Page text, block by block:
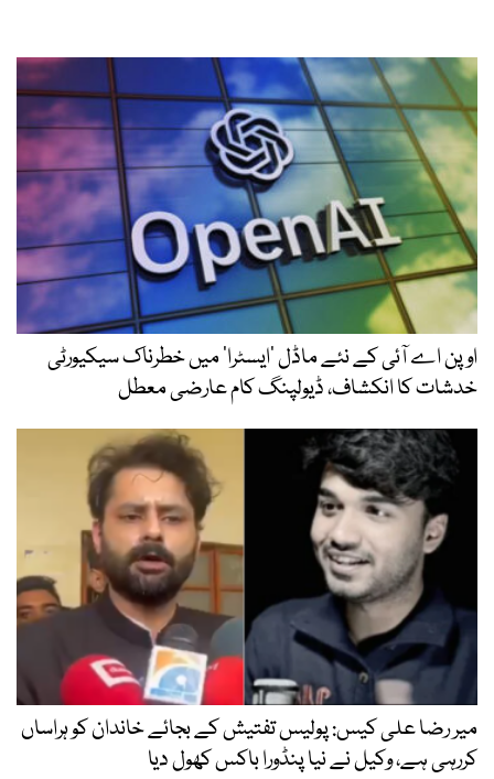
اوپن اے آئی کے نئے ماڈل ’ایسٹرا‘ میں خطرناک سیکیورٹی
خدشات کا انکشاف، ڈیولپنگ کام عارضی معطل
میر رضا علی کیس: پولیس تفتیش کے بجائے خاندان کو ہراساں
کررہی ہے، وکیل نے نیا پنڈورا باکس کھول دیا